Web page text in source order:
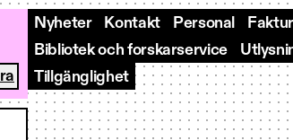
Nyheter Kontakt Personal
Bibliotek och forskarservice
Tillgänglighet